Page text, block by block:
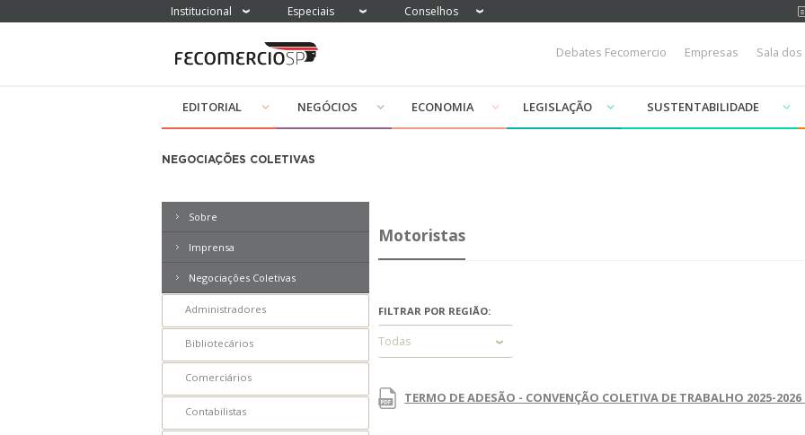
Institucional Especiais Conselhos
Debates Fecomercio Empresas Sala
EDITORIAL NEGÓCIOS ECONOMIA LEGISLAÇÃO SUSTENTABILIDADE
NEGOCIAÇÕES COLETIVAS
Sobre
Imprensa
Filtrar Releases por índices:
ICC
ICF
PEIC
ICEC
IE
Negociações Coletivas
Administradores
Bibliotecários
Comerciários
Contabilistas
Motoristas
FILTRAR POR REGIÃO:
Todas
TERMO DE ADESÃO - CONVENÇÃO COLETIVA DE TRABALHO 2025-